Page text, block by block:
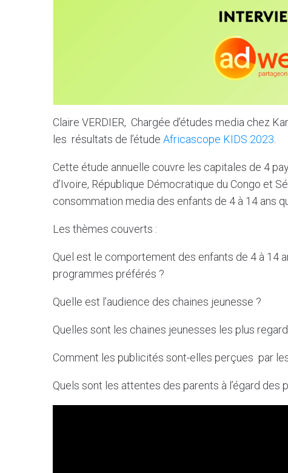
Claire VERDIER, Chargée d’études media chez
les résultats de l’étude Africascope KIDS 2023.
Cette étude annuelle couvre les capitales de 4
d’Ivoire, République Démocratique du Congo et
consommation media des enfants de 4 à 14 ans
Les thèmes couverts :
Quel est le comportement des enfants de 4 à 14
programmes préférés ?
Quelle est l’audience des chaines jeunesse ?
Quelles sont les chaines jeunesses les plus
Comment les publicités sont-elles perçues par
Quels sont les attentes des parents à l’égard des